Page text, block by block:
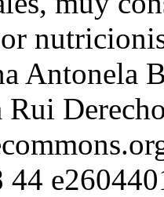
Antonela
Rui
44